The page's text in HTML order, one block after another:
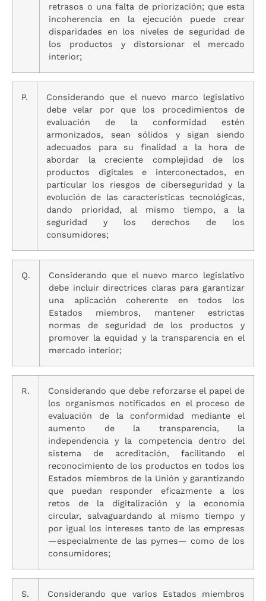
retrasos o una falta de priorización; que esta
incoherencia en la ejecución puede crear
disparidades en los niveles de seguridad de
los productos y distorsionar el mercado
interior;
P.
Considerando que el nuevo marco legislativo
debe velar por que los procedimientos de
evaluación de la conformidad estén
armonizados, sean sólidos y sigan siendo
adecuados para su finalidad a la hora de
abordar la creciente complejidad de los
productos digitales e interconectados, en
particular los riesgos de ciberseguridad y la
evolución de las características tecnológicas,
dando prioridad, al mismo tiempo, a la
seguridad y los derechos de los
consumidores;
Q.
Considerando que el nuevo marco legislativo
debe incluir directrices claras para garantizar
una aplicación coherente en todos los
Estados miembros, mantener estrictas
normas de seguridad de los productos y
promover la equidad y la transparencia en el
mercado interior;
R.
Considerando que debe reforzarse el papel de
los organismos notificados en el proceso de
evaluación de la conformidad mediante el
aumento de la transparencia, la
independencia y la competencia dentro del
sistema de acreditación, facilitando el
reconocimiento de los productos en todos los
Estados miembros de la Unión y garantizando
que puedan responder eficazmente a los
retos de la digitalización y la economía
circular, salvaguardando al mismo tiempo y
por igual los intereses tanto de las empresas
—especialmente de las pymes— como de los
consumidores;
S.
Considerando que varios Estados miembros